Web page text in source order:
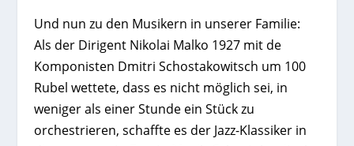
Und nun zu den Musikern in unserer Familie:
Als der Dirigent Nikolai Malko 1927 mit de
Komponisten Dmitri Schostakowitsch um 100
Rubel wettete, dass es nicht möglich sei, in
weniger als einer Stunde ein Stück zu
orchestrieren, schaffte es der Jazz-Klassiker in